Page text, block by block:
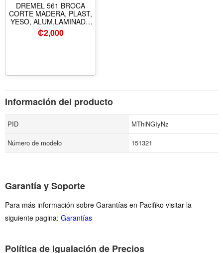
DREMEL 561 BROCA
CORTE MADERA, PLAST,
YESO, ALUM,LAMINADO
1/8" (3.2 MM )
2615000561
₡2,000
Información del producto
PID
MThiNGIyNz
Número de modelo
151321
Garantía y Soporte
Para más información sobre Garantías en Pacifiko visitar la
siguiente pagina: Garantías
Política de Igualación de Precios